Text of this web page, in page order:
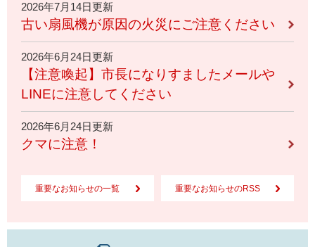
2026年7月14日更新
古い扇風機が原因の火災にご注意ください
2026年6月24日更新
【注意喚起】市長になりすましたメールや
LINEに注意してください
2026年6月24日更新
クマに注意！
重要なお知らせの一覧 重要なお知らせのRSS